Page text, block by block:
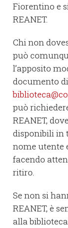
Fiorentino e
REANET.
Chi non
può
l’apposito
documento
può
REANET,
disponibili in
nome utente
facendo
ritiro.
Se non si
REANET, è
alla